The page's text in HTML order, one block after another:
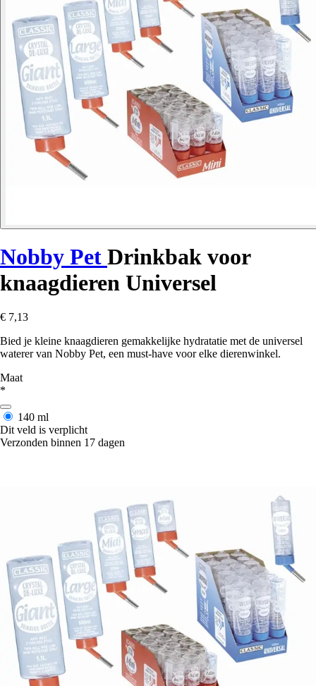
Nobby Pet Drinkbak voor
knaagdieren Universel
€ 7,13
Bied je kleine knaagdieren gemakkelijke hydratatie met de universel
waterer van Nobby Pet, een must-have voor elke dierenwinkel.
Maat
*
140 ml
Dit veld is verplicht
Verzonden binnen 17 dagen